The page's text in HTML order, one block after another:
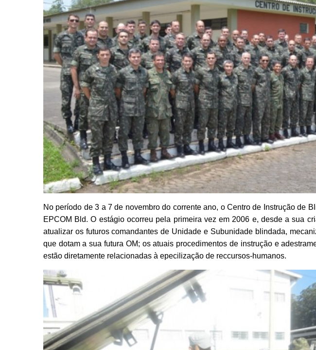
No período de 3 a 7 de novembro do corrente ano, o Centro de Instrução de
EPCOM Bld. O estágio ocorreu pela primeira vez em 2006 e, desde a sua
atualizar os futuros comandantes de Unidade e Subunidade blindada,
que dotam a sua futura OM; os atuais procedimentos de instrução e
estão diretamente relacionadas à epecilização de reccursos-humanos.